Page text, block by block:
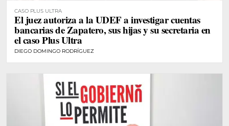
CASO PLUS ULTRA
El juez autoriza a la UDEF a investigar cuentas
bancarias de Zapatero, sus hijas y su secretaria en
el caso Plus Ultra
DIEGO DOMINGO RODRÍGUEZ